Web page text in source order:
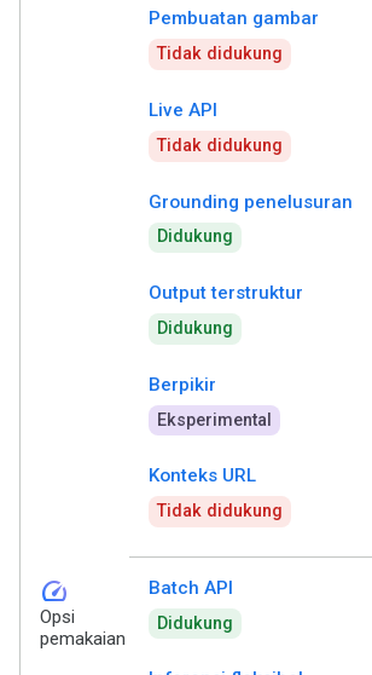
Pembuatan gambar
Tidak didukung
Live API
Tidak didukung
Grounding penelusuran
Didukung
Output terstruktur
Didukung
Berpikir
Eksperimental
Konteks URL
Tidak didukung
speed
Opsi
pemakaian
Batch API
Didukung